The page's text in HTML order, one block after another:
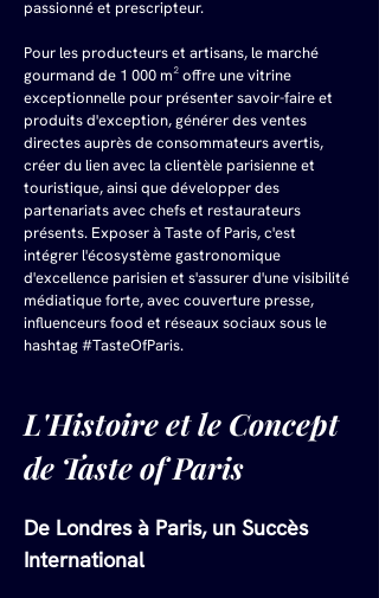
passionné et prescripteur.
Pour les producteurs et artisans, le marché
gourmand de 1 000 m² offre une vitrine
exceptionnelle pour présenter savoir-faire et
produits d'exception, générer des ventes
directes auprès de consommateurs avertis,
créer du lien avec la clientèle parisienne et
touristique, ainsi que développer des
partenariats avec chefs et restaurateurs
présents. Exposer à Taste of Paris, c'est
intégrer l'écosystème gastronomique
d'excellence parisien et s'assurer d'une visibilité
médiatique forte, avec couverture presse,
influenceurs food et réseaux sociaux sous le
hashtag #TasteOfParis.
L'Histoire et le Concept
de Taste of Paris
De Londres à Paris, un Succès
International